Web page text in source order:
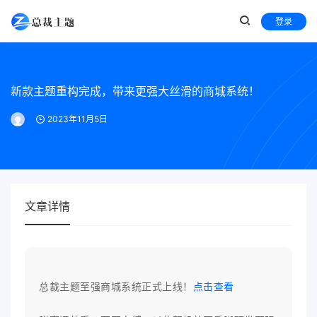
登录
新款主题重构完成，带来更强大丝滑的商城系统！
2023年11月5日
文章详情
总裁主题至强商城系统正式上线！ 点击查看